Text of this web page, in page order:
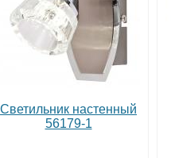
Светильник настенный
56179-1